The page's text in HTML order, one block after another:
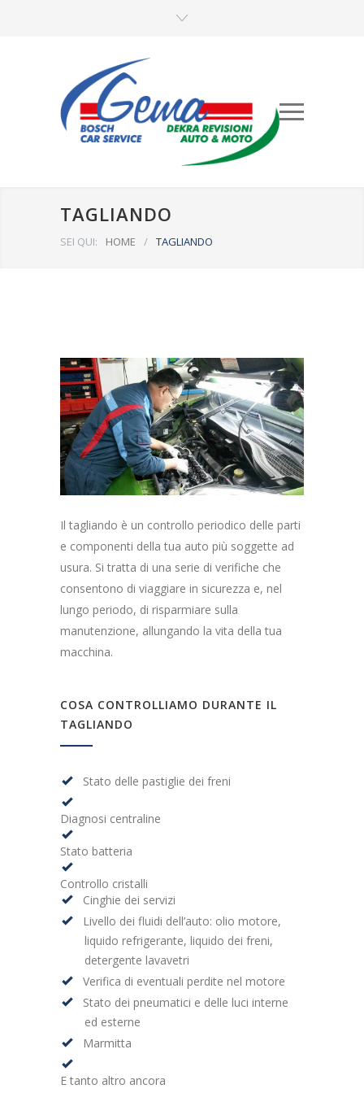
TAGLIANDO
SEI QUI: HOME / TAGLIANDO
Il tagliando è un controllo periodico delle parti
e componenti della tua auto più soggette ad
usura. Si tratta di una serie di verifiche che
consentono di viaggiare in sicurezza e, nel
lungo periodo, di risparmiare sulla
manutenzione, allungando la vita della tua
macchina.
COSA CONTROLLIAMO DURANTE IL
TAGLIANDO
Stato delle pastiglie dei freni
Diagnosi centraline
Stato batteria
Controllo cristalli
Cinghie dei servizi
Livello dei fluidi dell’auto: olio motore,
liquido refrigerante, liquido dei freni,
detergente lavavetri
Verifica di eventuali perdite nel motore
Stato dei pneumatici e delle luci interne
ed esterne
Marmitta
E tanto altro ancora